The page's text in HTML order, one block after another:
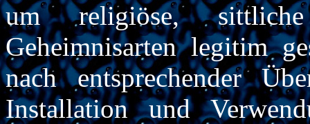
um religiöse,
Geheimnisarten legitim
nach entsprechender
Installation und